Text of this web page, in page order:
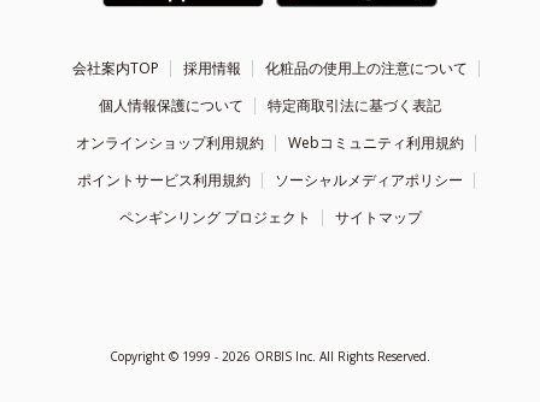
会社案内TOP 採用情報
化粧品の使用上の注意について
個人情報保護について
特定商取引法に基づく表記
オンラインショップ利用規約
Webコミュニティ利用規約
ポイントサービス利用規約
ソーシャルメディアポリシー
ペンギンリング プロジェクト
サイトマップ
Copyright © 1999 - 2026 ORBIS Inc. All Rights Reserved.